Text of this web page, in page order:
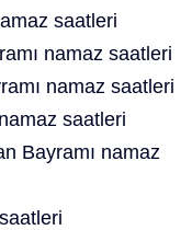
saatleri
namaz saatleri
namaz saatleri
saatleri
Bayramı namaz